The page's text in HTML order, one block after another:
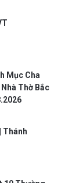
Mục Cha
Thờ Bắc
Thánh